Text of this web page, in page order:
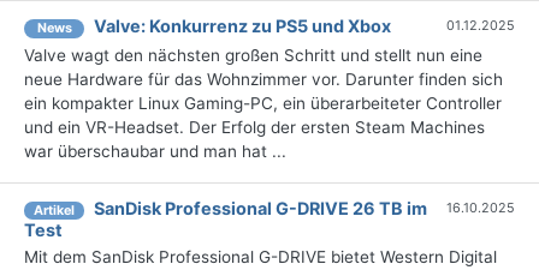
News Valve: Konkurrenz zu PS5 und Xbox 01.12.2025
Valve wagt den nächsten großen Schritt und stellt nun eine
neue Hardware für das Wohnzimmer vor. Darunter finden sich
ein kompakter Linux Gaming-PC, ein überarbeiteter Controller
und ein VR-Headset. Der Erfolg der ersten Steam Machines
war überschaubar und man hat ...
Artikel
SanDisk Professional G-DRIVE 26 TB im
Test
16.10.2025
Mit dem SanDisk Professional G-DRIVE bietet Western Digital